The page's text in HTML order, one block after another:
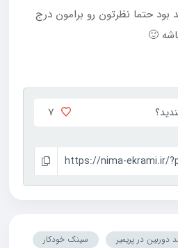
بود حتما نظرتون رو برامون درج
🙂
7
https://nima-ekrami.ir/
در پریمیر سینک خودکار